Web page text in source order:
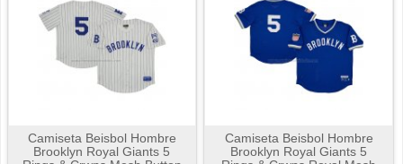
Camiseta Beisbol Hombre
Brooklyn Royal Giants 5
Camiseta Beisbol Hombre
Brooklyn Royal Giants 5